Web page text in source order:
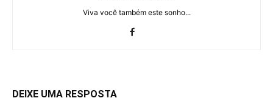
Viva você também este sonho...
DEIXE UMA RESPOSTA